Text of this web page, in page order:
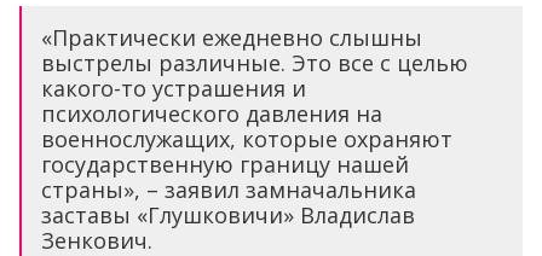
«Практически ежедневно слышны
выстрелы различные. Это все с целью
какого-то устрашения и
психологического давления на
военнослужащих, которые охраняют
государственную границу нашей
страны», – заявил замначальника
заставы «Глушковичи» Владислав
Зенкович.